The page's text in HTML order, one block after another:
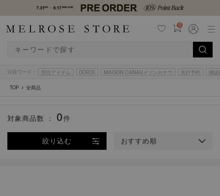
0
注目ワード： 別注アイテム OOFOS MAISON CANAUメゾンカナウ 先行予約 雑誌
TOP 全商品
絞り込む おすすめ順
対象商品数 ： 0件